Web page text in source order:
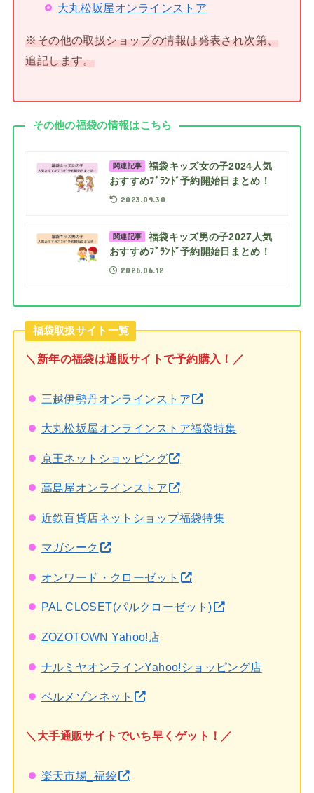
大丸松坂屋オンラインストア
※その他の取扱ショップの情報は発表され次第、
追記します。
その他の福袋の情報はこちら
関連記事
福袋キッズ女の子2024人気
おすすめﾌﾞﾗﾝﾄﾞ予約開始日まとめ！
2023.09.30
関連記事
福袋キッズ男の子2027人気
おすすめﾌﾞﾗﾝﾄﾞ予約開始日まとめ！
2026.06.12
福袋取扱サイト一覧
＼新年の福袋は通販サイトで予約購入！／
三越伊勢丹オンラインストア
大丸松坂屋オンラインストア福袋特集
京王ネットショッピング
高島屋オンラインストア
近鉄百貨店ネットショップ福袋特集
マガシーク
オンワード・クローゼット
PAL CLOSET(パルクローゼット)
ZOZOTOWN Yahoo!店
ナルミヤオンラインYahoo!ショッピング店
ベルメゾンネット
＼大手通販サイトでいち早くゲット！／
楽天市場_福袋